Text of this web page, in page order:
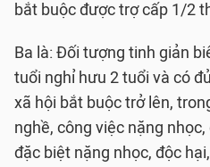
bắt buộc được trợ cấp 1/2
Ba là: Đối tượng tinh giản
tuổi nghỉ hưu 2 tuổi và có
xã hội bắt buộc trở lên,
nghề, công việc nặng
đặc biệt nặng nhọc, độc